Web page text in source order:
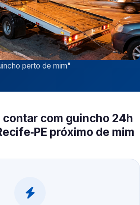
perto de mim"
com guincho 24h
próximo de mim